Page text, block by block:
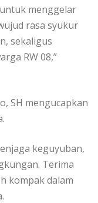
menggelar
rasa syukur
sekaligus
RW 08,”
SH mengucapkan
keguyuban,
Terima
kompak dalam